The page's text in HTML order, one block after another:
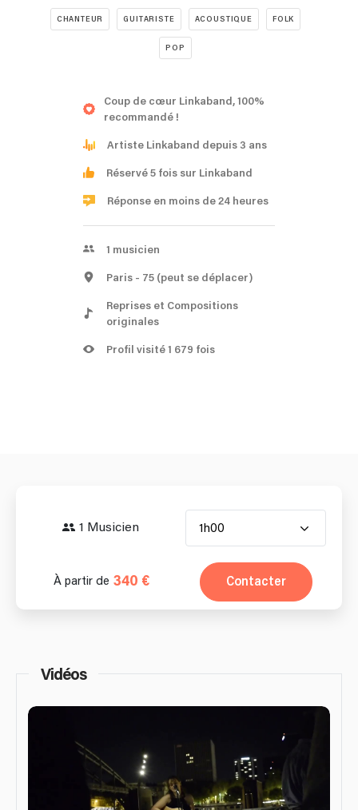
CHANTEUR GUITARISTE ACOUSTIQUE FOLK
POP
Coup de cœur Linkaband, 100%
recommandé !
Artiste Linkaband depuis 3 ans
Réservé 5 fois sur Linkaband
Réponse en moins de 24 heures
1 musicien
Paris - 75 (peut se déplacer)
Reprises et Compositions
originales
Profil visité 1 679 fois
1 Musicien 1h00
À partir de 340 € Contacter
Vidéos